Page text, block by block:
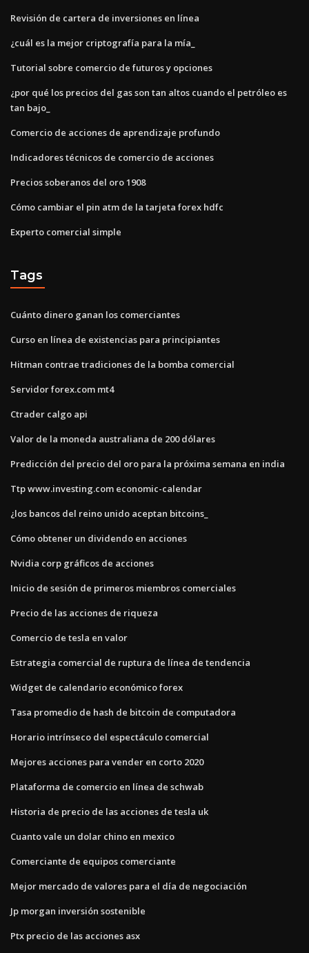
Revisión de cartera de inversiones en línea
¿cuál es la mejor criptografía para la mía_
Tutorial sobre comercio de futuros y opciones
¿por qué los precios del gas son tan altos cuando el petróleo es
tan bajo_
Comercio de acciones de aprendizaje profundo
Indicadores técnicos de comercio de acciones
Precios soberanos del oro 1908
Cómo cambiar el pin atm de la tarjeta forex hdfc
Experto comercial simple
Tags
Cuánto dinero ganan los comerciantes
Curso en línea de existencias para principiantes
Hitman contrae tradiciones de la bomba comercial
Servidor forex.com mt4
Ctrader calgo api
Valor de la moneda australiana de 200 dólares
Predicción del precio del oro para la próxima semana en india
Ttp www.investing.com economic-calendar
¿los bancos del reino unido aceptan bitcoins_
Cómo obtener un dividendo en acciones
Nvidia corp gráficos de acciones
Inicio de sesión de primeros miembros comerciales
Precio de las acciones de riqueza
Comercio de tesla en valor
Estrategia comercial de ruptura de línea de tendencia
Widget de calendario económico forex
Tasa promedio de hash de bitcoin de computadora
Horario intrínseco del espectáculo comercial
Mejores acciones para vender en corto 2020
Plataforma de comercio en línea de schwab
Historia de precio de las acciones de tesla uk
Cuanto vale un dolar chino en mexico
Comerciante de equipos comerciante
Mejor mercado de valores para el día de negociación
Jp morgan inversión sostenible
Ptx precio de las acciones asx